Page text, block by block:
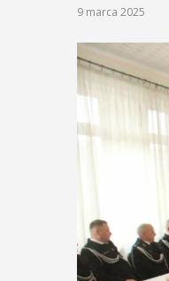
9 marca 2025